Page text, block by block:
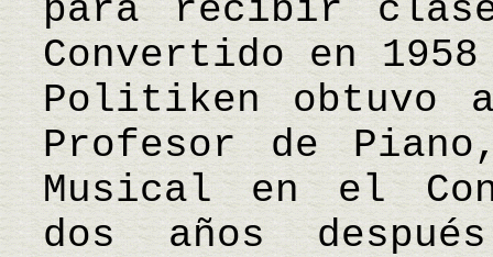
para recibir
Convertido en
Politiken obtuvo
Profesor de
Musical en el
dos años